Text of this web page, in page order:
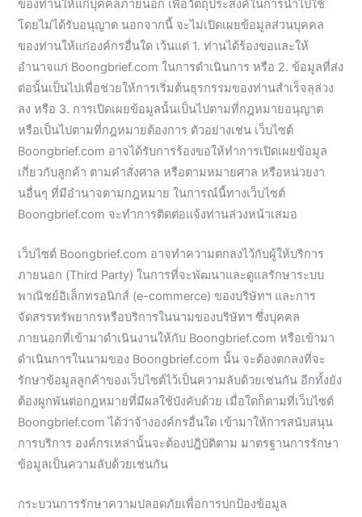
ของท่านให้แก่บุคคลภายนอก เพื่อวัตถุประสงค์ในการนำไปใช้
โดยไม่ได้รับอนุญาต นอกจากนี้ จะไม่เปิดเผยข้อมูลส่วนบุคคล
ของท่านให้แก่องค์กรอื่นใด เว้นแต่ 1. ท่านได้ร้องขอและให้
อำนาจแก่ Boongbrief.com ในการดำเนินการ หรือ 2. ข้อมูลที่ส่ง
ต่อนั้นเป็นไปเพื่อช่วยให้การเริ่มต้นธุรกรรมของท่านสำเร็จลุล่วง
ลง หรือ 3. การเปิดเผยข้อมูลนั้นเป็นไปตามที่กฎหมายอนุญาต
หรือเป็นไปตามที่กฎหมายต้องการ ตัวอย่างเช่น เว็บไซต์
Boongbrief.com อาจได้รับการร้องขอให้ทำการเปิดเผยข้อมูล
เกี่ยวกับลูกค้า ตามคำสั่งศาล หรือตามหมายศาล หรือหน่วยงา
นอื่นๆ ที่มีอำนาจตามกฎหมาย ในการณ์นี้ทางเว็บไซต์
Boongbrief.com จะทำการติดต่อแจ้งท่านล่วงหน้าเสมอ
เว็บไซต์ Boongbrief.com อาจทำความตกลงไว้กับผู้ให้บริการ
ภายนอก (Third Party) ในการที่จะพัฒนาและดูแลรักษาระบบ
พาณิชย์อิเล็กทรอนิกส์ (e-commerce) ของบริษัทฯ และการ
จัดสรรทรัพยากรหรือบริการในนามของบริษัทฯ ซึ่งบุคคล
ภายนอกที่เข้ามาดำเนินงานให้กับ Boongbrief.com หรือเข้ามา
ดำเนินการในนามของ Boongbrief.com นั้น จะต้องตกลงที่จะ
รักษาข้อมูลลูกค้าของเว็บไซต์ไว้เป็นความลับด้วยเช่นกัน อีกทั้งยัง
ต้องผูกพันต่อกฎหมายที่มีผลใช้บังคับด้วย เมื่อใดก็ตามที่เว็บไซต์
Boongbrief.com ได้ว่าจ้างองค์กรอื่นใด เข้ามาให้การสนับสนุน
การบริการ องค์กรเหล่านั้นจะต้องปฎิบัติตาม มาตรฐานการรักษา
ข้อมูลเป็นความลับด้วยเช่นกัน
กระบวนการรักษาความปลอดภัยเพื่อการปกป้องข้อมูล